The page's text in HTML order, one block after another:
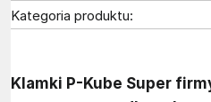
Kategoria produktu:
Klamki P-Kube Super